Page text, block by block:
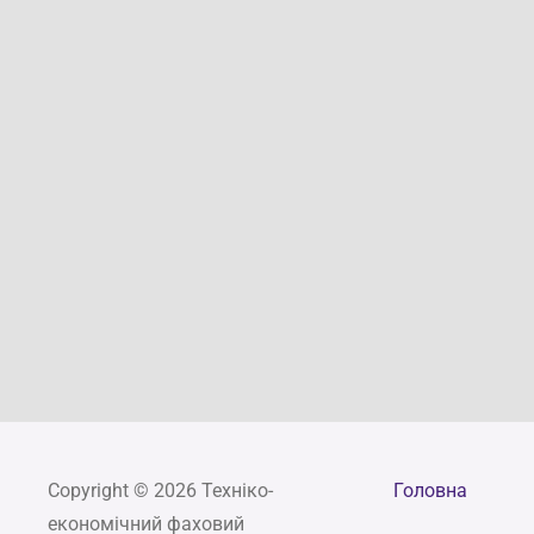
Copyright © 2026 Техніко-
економічний фаховий
Головна